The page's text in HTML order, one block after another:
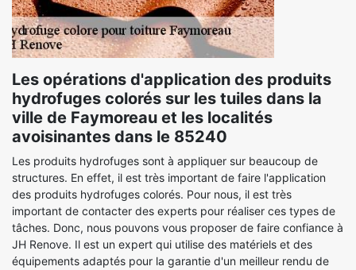
Les opérations d'application des produits
hydrofuges colorés sur les tuiles dans la
ville de Faymoreau et les localités
avoisinantes dans le 85240
Les produits hydrofuges sont à appliquer sur beaucoup de
structures. En effet, il est très important de faire l'application
des produits hydrofuges colorés. Pour nous, il est très
important de contacter des experts pour réaliser ces types de
tâches. Donc, nous pouvons vous proposer de faire confiance à
JH Renove. Il est un expert qui utilise des matériels et des
équipements adaptés pour la garantie d'un meilleur rendu de